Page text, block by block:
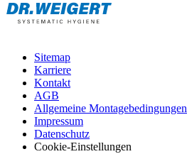
Sitemap
Karriere
Kontakt
AGB
Allgemeine Montagebedingungen
Impressum
Datenschutz
Cookie-Einstellungen